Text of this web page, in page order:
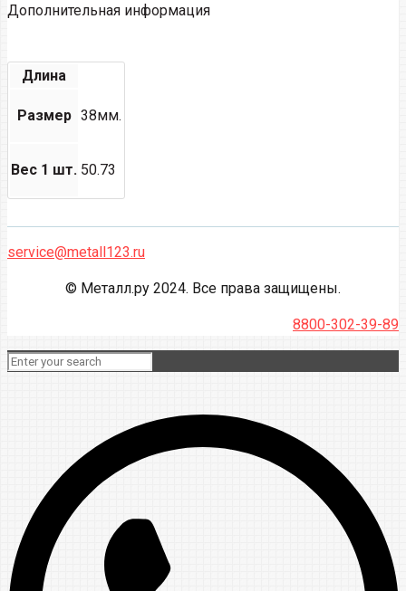
Дополнительная информация
Длина
Размер 38мм.
Вес 1 шт. 50.73
service@metall123.ru
© Металл.ру 2024. Все права защищены.
8800-302-39-89